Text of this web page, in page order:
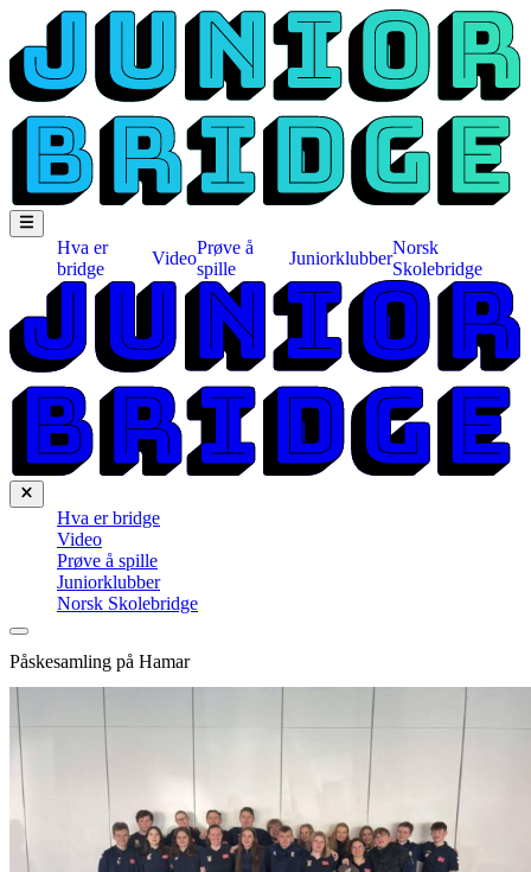
Hva er
bridge
Video
Prøve å
spille
Juniorklubber
Norsk
Skolebridge
Hva er bridge
Video
Prøve å spille
Juniorklubber
Norsk Skolebridge
Påskesamling på Hamar